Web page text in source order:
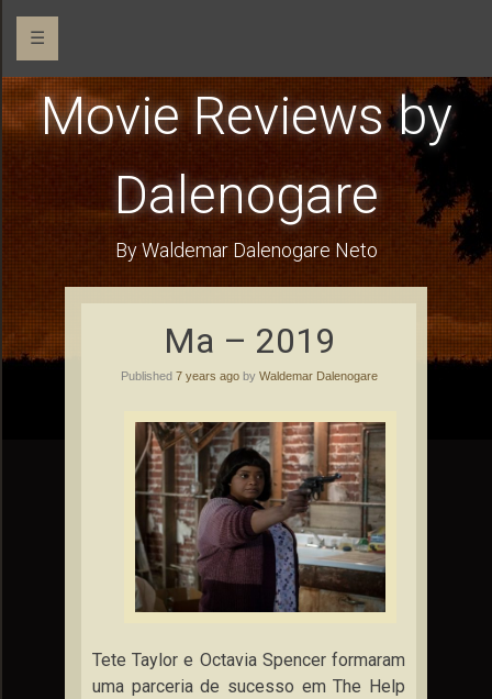
☰
Movie Reviews by
Dalenogare
By Waldemar Dalenogare Neto
Ma – 2019
Published 7 years agoby Waldemar Dalenogare
Tete Taylor e Octavia Spencer formaram
uma parceria de sucesso em The Help